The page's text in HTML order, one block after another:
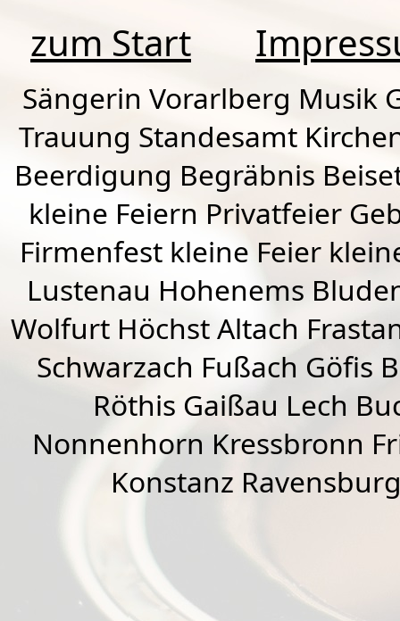
zum Start
Sängerin Vorarlberg Musik
Trauung Standesamt
Beerdigung Begräbnis
kleine Feiern Privatfeier
Firmenfest kleine Feier
Lustenau Hohenems
Wolfurt HöchstAltach
Schwarzach Fußach Göfis
Röthis Gaißau Lech
Nonnenhorn Kressbronn
Konstanz